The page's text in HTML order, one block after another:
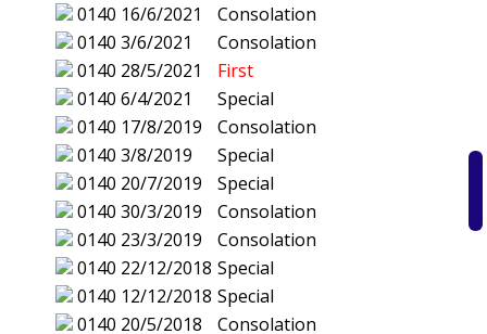
0140 16/6/2021
Consolation
0140 3/6/2021
Consolation
0140 28/5/2021
First
0140 6/4/2021
Special
0140 17/8/2019
Consolation
0140 3/8/2019
Special
0140 20/7/2019
Special
0140 30/3/2019
Consolation
0140 23/3/2019
Consolation
0140 22/12/2018 Special
0140 12/12/2018 Special
0140 20/5/2018
Consolation